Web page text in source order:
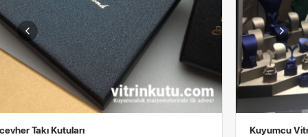
Kuyumcu Vitrinlerinin Önemi